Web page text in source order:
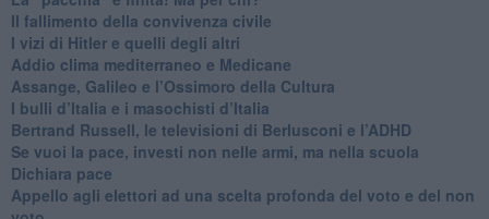
​Il fallimento della convivenza civile
​I vizi di Hitler e quelli degli altri
Addio clima mediterraneo e Medicane
​Assange, Galileo e l’Ossimoro della Cultura
​I bulli d’Italia e i masochisti d’Italia
​Bertrand Russell, le televisioni di Berlusconi e l’ADHD
​Se vuoi la pace, investi non nelle armi, ma nella scuola
​Dichiara pace
​Appello agli elettori ad una scelta profonda del voto e del non